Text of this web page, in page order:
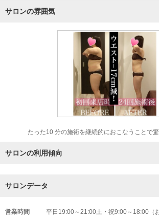
サロンの雰囲気
たった10 分の施術を継続的におこなうことで
サロンの利用傾向
サロンデータ
営業時間 平日19:00～21:00土・祝9:00～18:00（